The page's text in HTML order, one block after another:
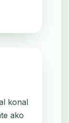
konal
ako